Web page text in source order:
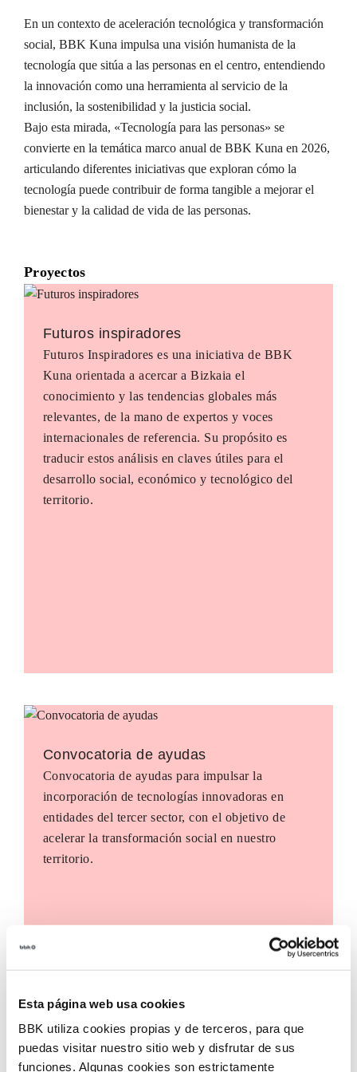
Esta página web usa cookies
BBK utiliza cookies propias y de terceros, para que
puedas visitar nuestro sitio web y disfrutar de sus
funciones. Algunas cookies son estrictamente
En un contexto de aceleración tecnológica y transformación
social, BBK Kuna impulsa una visión humanista de la
tecnología que sitúa a las personas en el centro, entendiendo
la innovación como una herramienta al servicio de la
inclusión, la sostenibilidad y la justicia social.
Bajo esta mirada, «Tecnología para las personas» se
convierte en la temática marco anual de BBK Kuna en 2026,
articulando diferentes iniciativas que exploran cómo la
tecnología puede contribuir de forma tangible a mejorar el
bienestar y la calidad de vida de las personas.
Proyectos
Futuros inspiradores
Futuros Inspiradores es una iniciativa de BBK
Kuna orientada a acercar a Bizkaia el
conocimiento y las tendencias globales más
relevantes, de la mano de expertos y voces
internacionales de referencia. Su propósito es
traducir estos análisis en claves útiles para el
desarrollo social, económico y tecnológico del
territorio.
Convocatoria de ayudas
Convocatoria de ayudas para impulsar la
incorporación de tecnologías innovadoras en
entidades del tercer sector, con el objetivo de
acelerar la transformación social en nuestro
territorio.